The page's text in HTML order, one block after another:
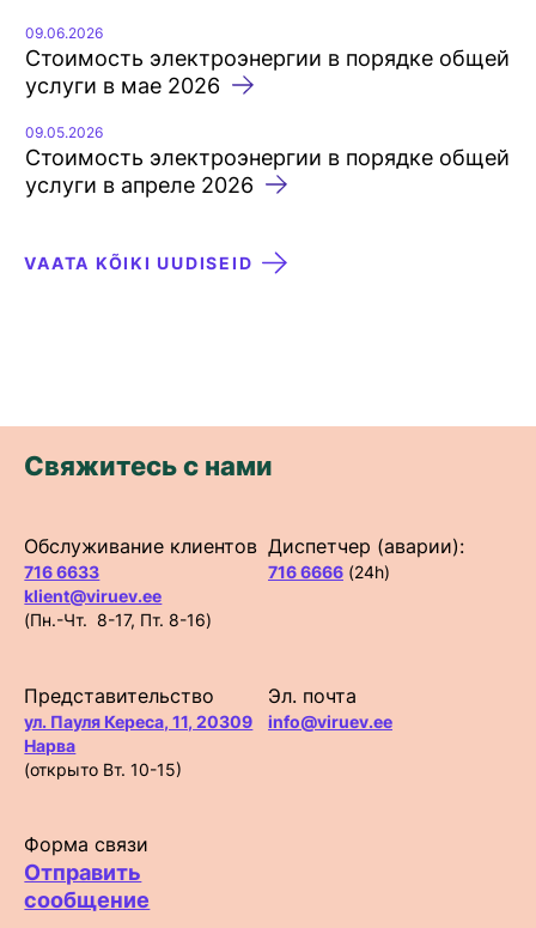
09.06.2026
Стоимость электроэнергии в порядке общей
услуги в мае 2026
09.05.2026
Стоимость электроэнергии в порядке общей
услуги в апреле 2026
VAATA KÕIKI UUDISEID
Свяжитесь с нами
Обслуживание клиентов
716 6633
klient@viruev.ee
(Пн.-Чт. 8-17, Пт. 8-16)
Диспетчер (аварии):
716 6666 (24h)
Представительство
ул. Пауля Кереса, 11, 20309
Нарва
(открыто Вт. 10-15)
Эл. почта
info@viruev.ee
Форма связи
Отправить
сообщение